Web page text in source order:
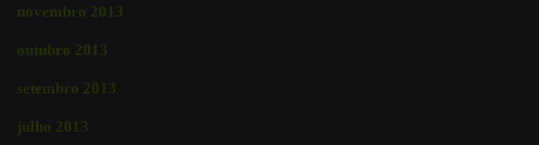
novembro 2013
outubro 2013
setembro 2013
julho 2013